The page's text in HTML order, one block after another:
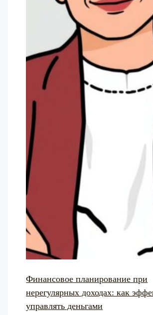
Финансовое планирование при
нерегулярных доходах: как
управлять деньгами